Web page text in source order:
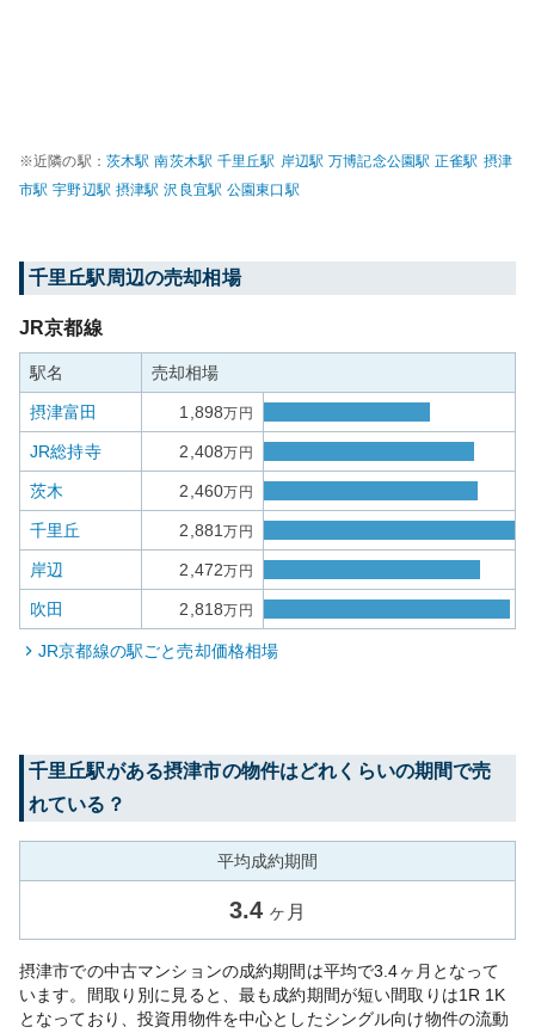
※近隣の駅： 茨木駅 南茨木駅 千里丘駅 岸辺駅 万博記念公園駅 正雀駅 摂津
市駅 宇野辺駅 摂津駅 沢良宜駅 公園東口駅
千里丘駅周辺の売却相場
JR京都線
駅名 売却相場
摂津富田 1,898万円
JR総持寺 2,408万円
茨木 2,460万円
千里丘 2,881万円
岸辺 2,472万円
吹田 2,818万円
JR京都線の駅ごと売却価格相場
千里丘駅がある摂津市の物件はどれくらいの期間で売
れている？
平均成約期間
3.4 ヶ月
摂津市での中古マンションの成約期間は平均で3.4ヶ月となって
います。間取り別に見ると、最も成約期間が短い間取りは1R 1K
となっており、投資用物件を中心としたシングル向け物件の流動